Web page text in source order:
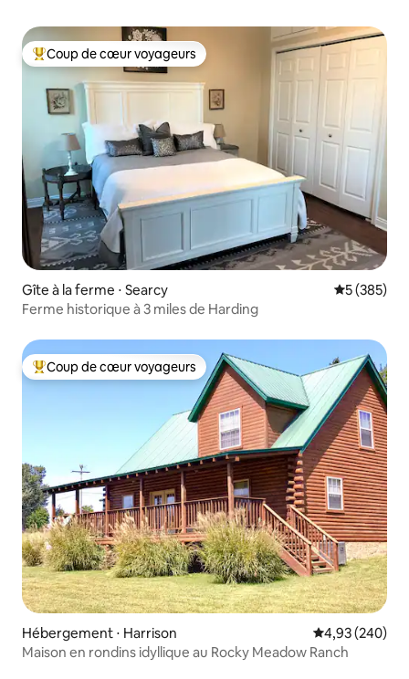
Coups de cœur voyageurs les plus appréciés
Coup de cœur voyageurs
Gîte à la ferme ⋅ Searcy Évaluation
5 (385)
Ferme historique à 3 miles de Harding
Coups de cœur voyageurs les plus appréciés
Coup de cœur voyageurs
Hébergement ⋅ Harrison Évaluation
4,93 (240)
Maison en rondins idyllique au Rocky Meadow Ranch